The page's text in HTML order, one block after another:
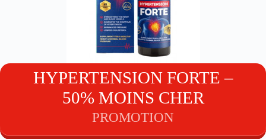
HYPERTENSION FORTE –
50% MOINS CHER
PROMOTION